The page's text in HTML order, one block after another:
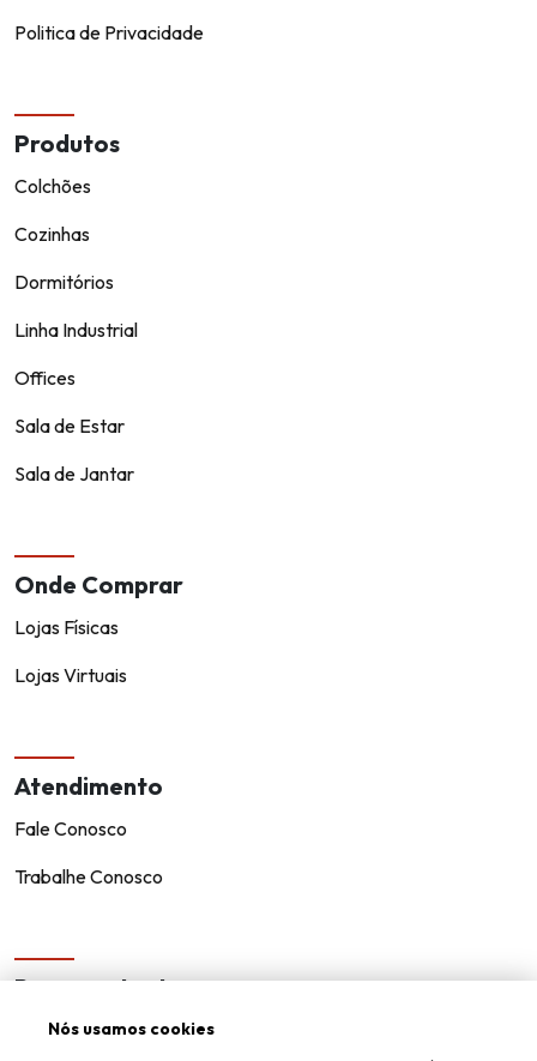
Politica de Privacidade
Produtos
Colchões
Cozinhas
Dormitórios
Linha Industrial
Offices
Sala de Estar
Sala de Jantar
Onde Comprar
Lojas Físicas
Lojas Virtuais
Atendimento
Fale Conosco
Trabalhe Conosco
Representantes
Encontre um representante!
Nós usamos cookies